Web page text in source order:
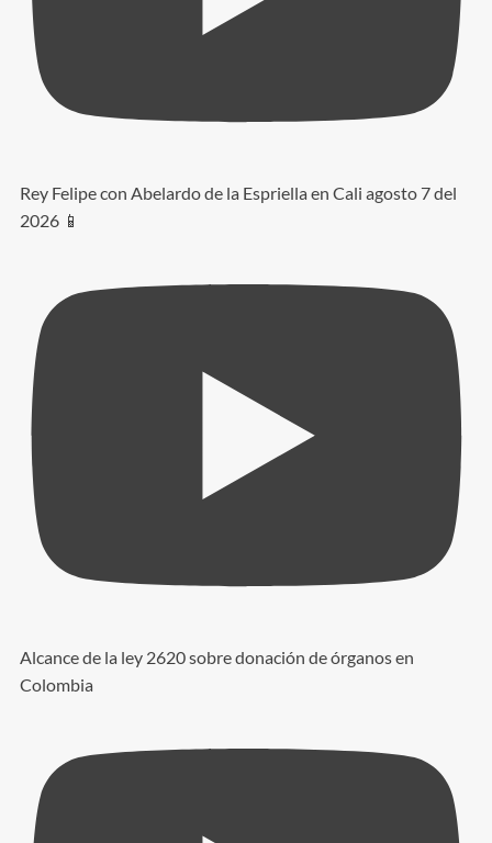
Rey Felipe con Abelardo de la Espriella en Cali agosto 7 del
2026 📱
Alcance de la ley 2620 sobre donación de órganos en
Colombia